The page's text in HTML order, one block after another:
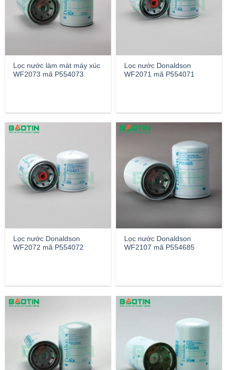
Lọc nước làm mát máy xúc
WF2073 mã P554073
Lọc nước Donaldson
WF2071 mã P554071
Lọc nước Donaldson
WF2072 mã P554072
Lọc nước Donaldson
WF2107 mã P554685